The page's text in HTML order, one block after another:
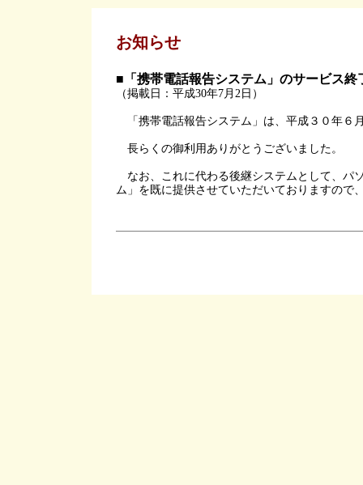
お知らせ
■「携帯電話報告システム」のサービス終
（掲載日：平成30年7月2日）
「携帯電話報告システム」は、平成３０年６
長らくの御利用ありがとうございました。
なお、これに代わる後継システムとして、パ
ム」を既に提供させていただいておりますので